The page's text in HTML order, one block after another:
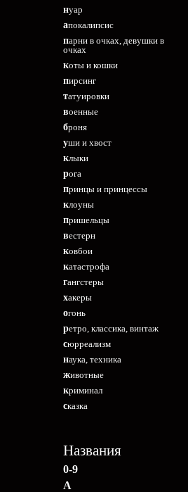
нуар
апокалипсис
парни в очках, девушки в
очках
коты и кошки
пирсинг
татуировки
военные
броня
уши и хвост
клыки
рога
принцы и принцессы
клоуны
пришельцы
вестерн
ковбои
катастрофа
гангстеры
хакеры
огонь
ретро, классика, винтаж
сюрреализм
наука, техника
животные
криминал
сказка
Названия
0-9
A